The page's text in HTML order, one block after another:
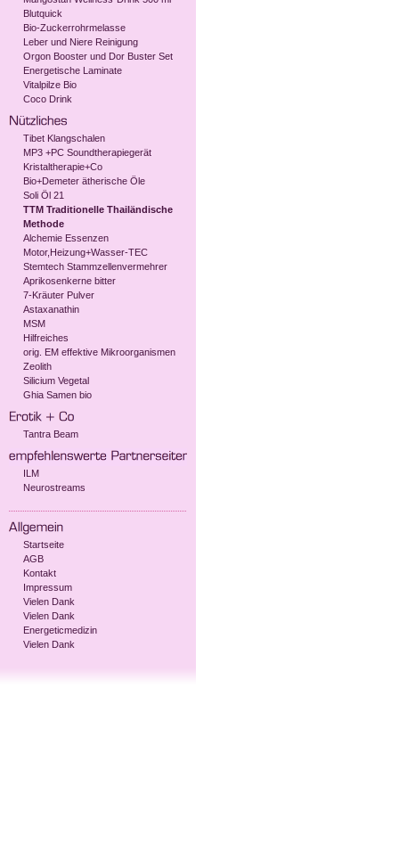
Blutquick
Bio-Zuckerrohrmelasse
Leber und Niere Reinigung
Orgon Booster und Dor Buster Set
Energetische Laminate
Vitalpilze Bio
Coco Drink
Tibet Klangschalen
MP3 +PC Soundtherapiegerät
Kristaltherapie+Co
Bio+Demeter ätherische Öle
Soli Öl 21
TTM Traditionelle Thailändische
Methode
Alchemie Essenzen
Motor,Heizung+Wasser-TEC
Stemtech Stammzellenvermehrer
Aprikosenkerne bitter
7-Kräuter Pulver
Astaxanathin
MSM
Hilfreiches
orig. EM effektive Mikroorganismen
Zeolith
Silicium Vegetal
Ghia Samen bio
Tantra Beam
ILM
Neurostreams
Startseite
AGB
Kontakt
Impressum
Vielen Dank
Vielen Dank
Energeticmedizin
Vielen Dank